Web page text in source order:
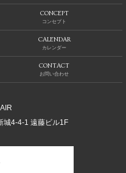
CONCEPT
コンセプト
CALENDAR
カレンダー
CONTACT
お問い合わせ
城4-4-1 遠藤ビル1F